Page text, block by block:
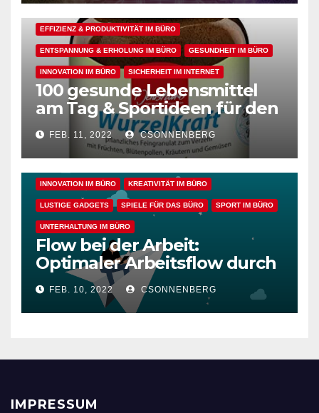
EFFIZIENZ & PRODUKTIVITÄT IM BÜRO
ENTSPANNUNG & ERHOLUNG IM BÜRO GESUNDHEIT IM BÜRO
INNOVATION IM BÜRO SICHERHEIT IM INTERNET
100 gesunde Lebensmittel
am Tag & Sportideen für den
Arbeitsalltag – für einen
gesunden Büroalltag
FEB. 11, 2022 CSONNENBERG
ALLGEMEIN ARBEITSFLOW BÜRO GADGETS
BÜRO GADGETS FÜR FRAUEN BÜRO GADGETS FÜR MÄNNER
EFFIZIENZ & PRODUKTIVITÄT IM BÜRO
INNOVATION IM BÜRO KREATIVITÄT IM BÜRO
LUSTIGE GADGETS SPIELE FÜR DAS BÜRO SPORT IM BÜRO
UNTERHALTUNG IM BÜRO
Flow bei der Arbeit:
Optimaler Arbeitsflow durch
wache Achtsamkeit
FEB. 10, 2022 CSONNENBERG
IMPRESSUM